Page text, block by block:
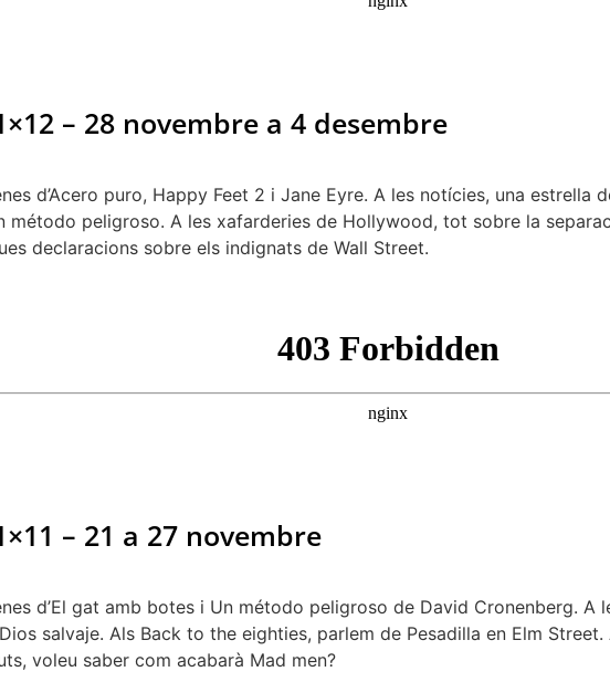
– 28 novembre a 4 desembre
d’Acero puro, Happy Feet 2 i Jane Eyre. A les notícies, una estrella
método peligroso. A les xafarderies de Hollywood, tot sobre la
declaracions sobre els indignats de Wall Street.
– 21 a 27 novembre
d’El gat amb botes i Un método peligroso de David Cronenberg.
salvaje. Als Back to the eighties, parlem de Pesadilla en Elm
voleu saber com acabarà Mad men?